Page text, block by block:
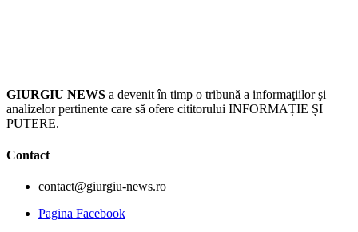
GIURGIU NEWS a devenit în timp o tribună a informaţiilor şi
analizelor pertinente care să ofere cititorului INFORMAȚIE ȘI
PUTERE.
Contact
contact@giurgiu-news.ro
Pagina Facebook